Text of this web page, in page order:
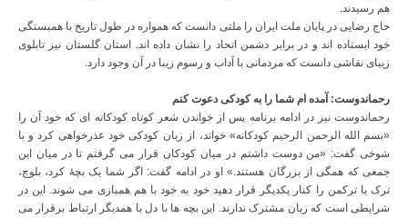
هم رسیدند.
حاج رضایی در پایان ملت ایران را ملتی دانست که همواره در طول تاریخ با همبستگی
خود ایستاده اند و در برابر دشمن اتحاد را نشان داده اند. استان گلستان نیز تابلوی
زیبای نقاشی دانست که مردمانی با آداب و رسوم زیبا در آن وجود دارد.
رحماندوست: آمده ام شما را به کودکی دعوت کنم
رحماندوست نیز در ادامه برنامه پس از خواندن شعر کوتاه کودکانه ای که خود آن را
«بسم الله الرحمن الرحیم کودکانه» خواند، از زبان کودکی خود عذرخواهی کرد و با
شوخی گفت: «من دوست داشتم در میان کودکان قرار می گرفتم تا در میان این
جمعی که همگی از بزرگان هستند.» او در ادامه گفت: اگر شما یک بچۀ کرد، بلوچ،
ترک یا ترکمن را کنار یکدیگر قرار دهید خود به خود با هم همبازی می شوند. این در
شرایطی است که زبان مشترک ندارند. این بچه ها با دل با همدیگر ارتباط برقرار می